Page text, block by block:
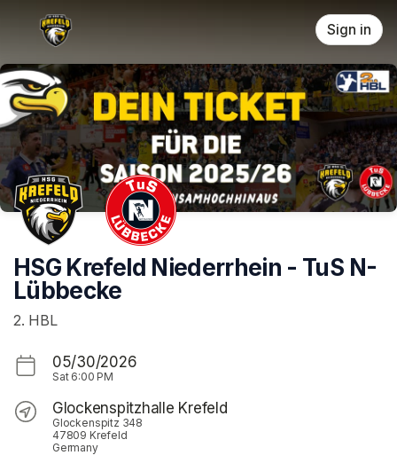
Skip header
Sign in
HSG Krefeld Niederrhein - TuS N-
Lübbecke
2. HBL
05/30/2026
Sat 6:00 PM
Glockenspitzhalle Krefeld
Glockenspitz 348
47809 Krefeld
Germany